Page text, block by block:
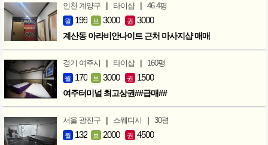
인천 계양구 | 타이샵 | 46.4평
월 199 보 3000 권 3000
계산동 아라비안나이트 근처 마사지샵 매매
경기 여주시 | 타이샵 | 160평
월 170 보 3000 권 1500
여주터미널 최고상권##급매##
서울 광진구 | 스웨디시 | 30평
월 132 보 2000 권 4500